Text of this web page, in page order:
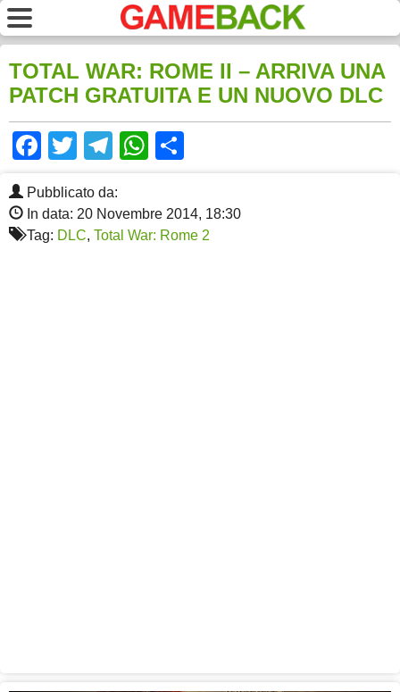
TOTAL WAR: ROME II – ARRIVA UNA
PATCH GRATUITA E UN NUOVO DLC
Facebook
TwitterTelegram
WhatsApp
Pubblicato da:
In data: 20 Novembre 2014, 18:30
Tag: DLC, Total War: Rome 2